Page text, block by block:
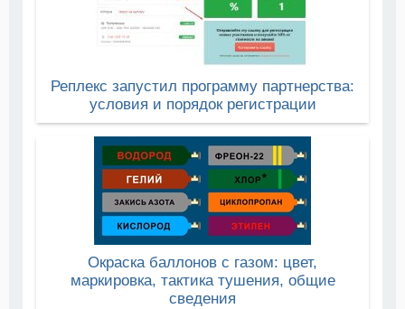
Реплекс запустил программу партнерства:
условия и порядок регистрации
Окраска баллонов с газом: цвет,
маркировка, тактика тушения, общие
сведения